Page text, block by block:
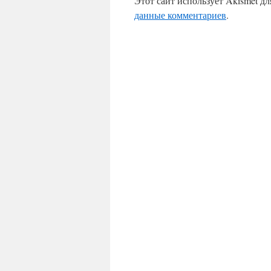
данные комментариев.